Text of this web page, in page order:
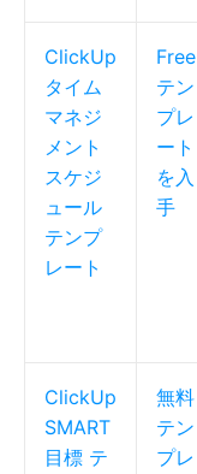
ClickUp
タイム
マネジ
メント
スケジ
ュール
テンプ
レート
Free
テン
プレ
ート
を入
手
ClickUp
SMART
目標 テ
無料
テン
プレ